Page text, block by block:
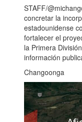
STAFF/
concretar la
estadounidense
fortalecer el
la Primera
información
Changoonga